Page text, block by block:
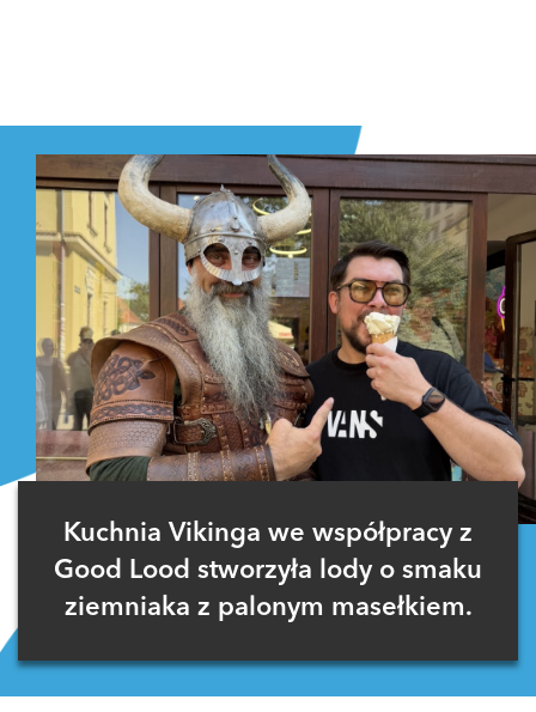
Kuchnia Vikinga we współpracy z
Good Lood stworzyła lody o smaku
ziemniaka z palonym masełkiem.